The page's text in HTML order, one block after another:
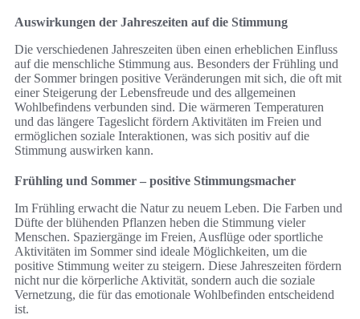
Auswirkungen der Jahreszeiten auf die Stimmung
Die verschiedenen Jahreszeiten üben einen erheblichen Einfluss
auf die menschliche Stimmung aus. Besonders der Frühling und
der Sommer bringen positive Veränderungen mit sich, die oft mit
einer Steigerung der Lebensfreude und des allgemeinen
Wohlbefindens verbunden sind. Die wärmeren Temperaturen
und das längere Tageslicht fördern Aktivitäten im Freien und
ermöglichen soziale Interaktionen, was sich positiv auf die
Stimmung auswirken kann.
Frühling und Sommer – positive Stimmungsmacher
Im Frühling erwacht die Natur zu neuem Leben. Die Farben und
Düfte der blühenden Pflanzen heben die Stimmung vieler
Menschen. Spaziergänge im Freien, Ausflüge oder sportliche
Aktivitäten im Sommer sind ideale Möglichkeiten, um die
positive Stimmung weiter zu steigern. Diese Jahreszeiten fördern
nicht nur die körperliche Aktivität, sondern auch die soziale
Vernetzung, die für das emotionale Wohlbefinden entscheidend
ist.